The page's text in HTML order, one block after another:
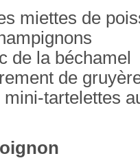
miettes de
de la béchamel
de
tartelettes